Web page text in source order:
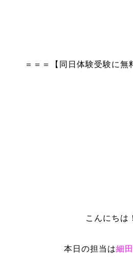
＝＝＝【同日体験受験に無
こんにちは！
本日の担当は細田